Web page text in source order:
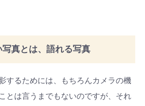
写真とは、語れる写真
するためには、もちろんカメラの機
とは言うまでもないのですが、それ